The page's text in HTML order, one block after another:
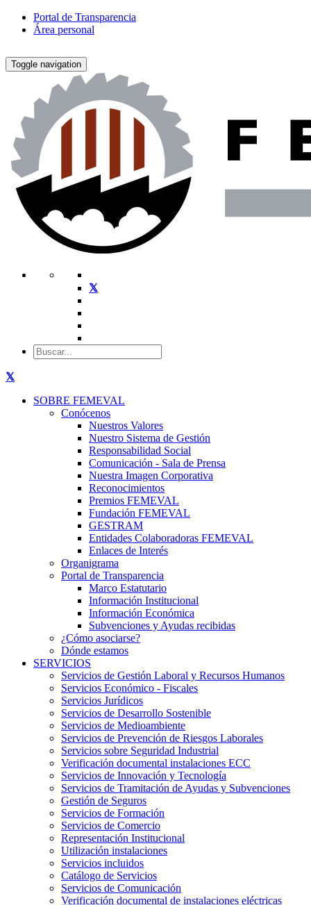
Portal de Transparencia
Área personal
Toggle navigation
SOBRE FEMEVAL
Conócenos
Nuestros Valores
Nuestro Sistema de Gestión
Responsabilidad Social
Comunicación - Sala de Prensa
Nuestra Imagen Corporativa
Reconocimientos
Premios FEMEVAL
Fundación FEMEVAL
GESTRAM
Entidades Colaboradoras FEMEVAL
Enlaces de Interés
Organigrama
Portal de Transparencia
Marco Estatutario
Información Institucional
Información Económica
Subvenciones y Ayudas recibidas
¿Cómo asociarse?
Dónde estamos
SERVICIOS
Servicios de Gestión Laboral y Recursos Humanos
Servicios Económico - Fiscales
Servicios Jurídicos
Servicios de Desarrollo Sostenible
Servicios de Medioambiente
Servicios de Prevención de Riesgos Laborales
Servicios sobre Seguridad Industrial
Verificación documental instalaciones ECC
Servicios de Innovación y Tecnología
Servicios de Tramitación de Ayudas y Subvenciones
Gestión de Seguros
Servicios de Formación
Servicios de Comercio
Representación Institucional
Utilización instalaciones
Servicios incluidos
Catálogo de Servicios
Servicios de Comunicación
Verificación documental de instalaciones eléctricas